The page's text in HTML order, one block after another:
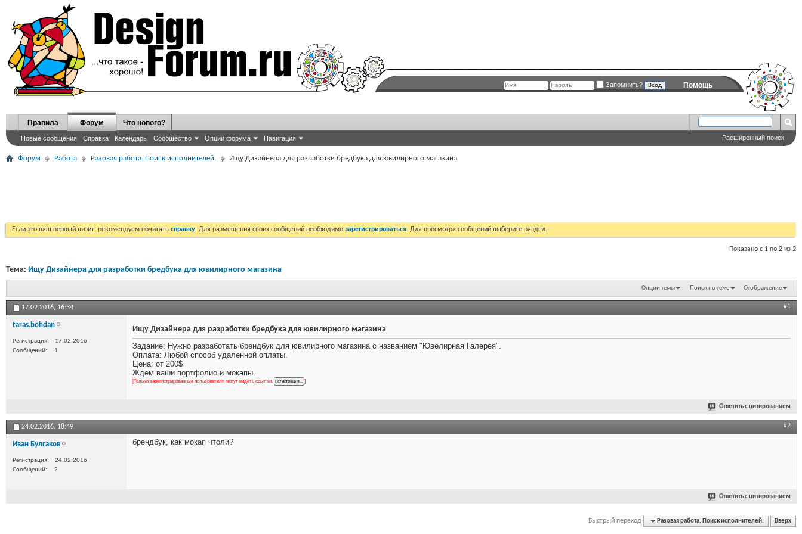
Помощь
Запомнить?
Правила Форум
Новые сообщения Справка Календарь Сообщество Опции форума Навигация
Что нового?
Расширенный поиск
Форум Работа Разовая работа. Поиск исполнителей. Ищу Дизайнера для разработки бредбука для ювилирного магазина
Если это ваш первый визит, рекомендуем почитать справку. Для размещения своих сообщений необходимо зарегистрироваться. Для просмотра сообщений выберите раздел.
Показано с 1 по 2 из 2
Тема: Ищу Дизайнера для разработки бредбука для ювилирного магазина
Опции темы Поиск по теме Отображение
17.02.2016, 16:34 #1
taras.bohdan
Регистрация
17.02.2016
Сообщений
1
Ищу Дизайнера для разработки бредбука для ювилирного магазина
Задание: Нужно разработать брендбук для ювилирного магазина с названием "Ювелирная Галерея".
Оплата: Любой способ удаленной оплаты.
Цена: от 200$
Ждем ваши портфолио и мокапы.
[Только зарегистрированные пользователи могут видеть ссылки. ]
Ответить с цитированием
24.02.2016, 18:49 #2
Иван Булгаков
Регистрация
24.02.2016
Сообщений
2
брендбук, как мокап чтоли?
Ответить с цитированием
Быстрый переход Разовая работа. Поиск исполнителей. Вверх